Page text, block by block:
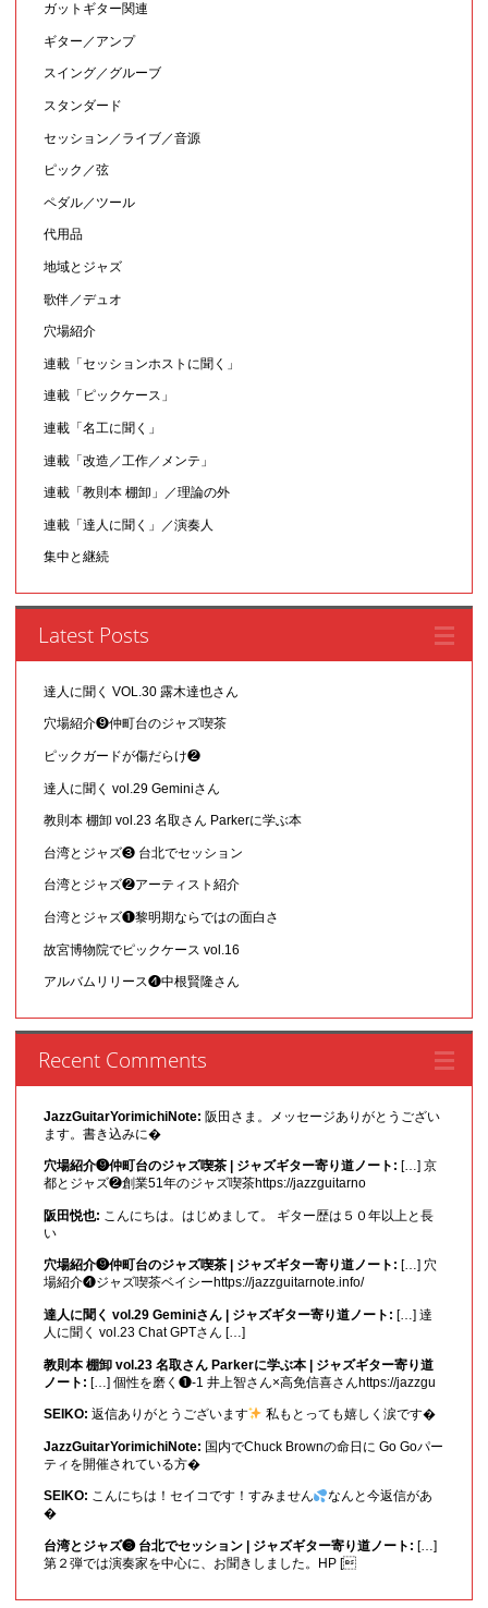
ガットギター関連
ギター／アンプ
スイング／グルーブ
スタンダード
セッション／ライブ／音源
ピック／弦
ペダル／ツール
代用品
地域とジャズ
歌伴／デュオ
穴場紹介
連載「セッションホストに聞く」
連載「ピックケース」
連載「名工に聞く」
連載「改造／工作／メンテ」
連載「教則本 棚卸」／理論の外
連載「達人に聞く」／演奏人
集中と継続
Latest Posts
達人に聞く VOL.30 露木達也さん
穴場紹介❾仲町台のジャズ喫茶
ピックガードが傷だらけ❷
達人に聞く vol.29 Geminiさん
教則本 棚卸 vol.23 名取さん Parkerに学ぶ本
台湾とジャズ❸ 台北でセッション
台湾とジャズ❷アーティスト紹介
台湾とジャズ❶黎明期ならではの面白さ
故宮博物院でピックケース vol.16
アルバムリリース❹中根賢隆さん
Recent Comments
JazzGuitarYorimichiNote: 阪田さま。メッセージありがとうござい
ます。書き込みに�
穴場紹介❾仲町台のジャズ喫茶 | ジャズギター寄り道ノート: […] 京
都とジャズ❷創業51年のジャズ喫茶https://jazzguitarno
阪田悦也: こんにちは。はじめまして。 ギター歴は５０年以上と長
い
穴場紹介❾仲町台のジャズ喫茶 | ジャズギター寄り道ノート: […] 穴
場紹介❹ジャズ喫茶ベイシーhttps://jazzguitarnote.info/
達人に聞く vol.29 Geminiさん | ジャズギター寄り道ノート: […] 達
人に聞く vol.23 Chat GPTさん […]
教則本 棚卸 vol.23 名取さん Parkerに学ぶ本 | ジャズギター寄り道
ノート: […] 個性を磨く❶-1 井上智さん×高免信喜さんhttps://jazzgu
SEIKO: 返信ありがとうございます 私もとっても嬉しく涙です�
JazzGuitarYorimichiNote: 国内でChuck Brownの命日に Go Goパー
ティを開催されている方�
SEIKO: こんにちは！セイコです！すみません
なんと今返信があ
�
台湾とジャズ❸ 台北でセッション | ジャズギター寄り道ノート: […]
第２弾では演奏家を中心に、お聞きしました。HP [